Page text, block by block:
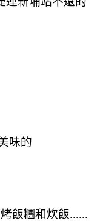
味的
飯糰和炊飯......